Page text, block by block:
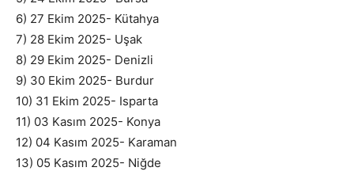
6) 27 Ekim 2025- Kütahya
7) 28 Ekim 2025- Uşak
8) 29 Ekim 2025- Denizli
9) 30 Ekim 2025- Burdur
10) 31 Ekim 2025- Isparta
11) 03 Kasım 2025- Konya
12) 04 Kasım 2025- Karaman
13) 05 Kasım 2025- Niğde